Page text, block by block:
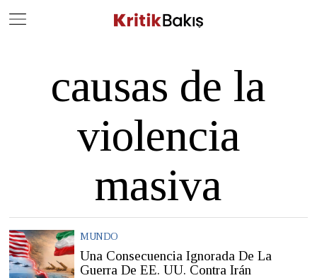
causas de la
violencia
masiva
MUNDO
Una Consecuencia Ignorada De La
Guerra De EE. UU. Contra Irán